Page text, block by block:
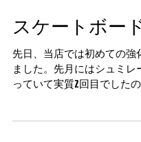
スケートボー
先日、当店では初めての強